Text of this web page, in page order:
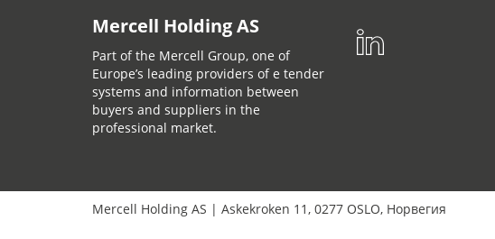
Mercell Holding AS
Part of the Mercell Group, one of
Europe’s leading providers of e tender
systems and information between
buyers and suppliers in the
professional market.
Mercell Holding AS | Askekroken 11, 0277 OSLO, Норвегия